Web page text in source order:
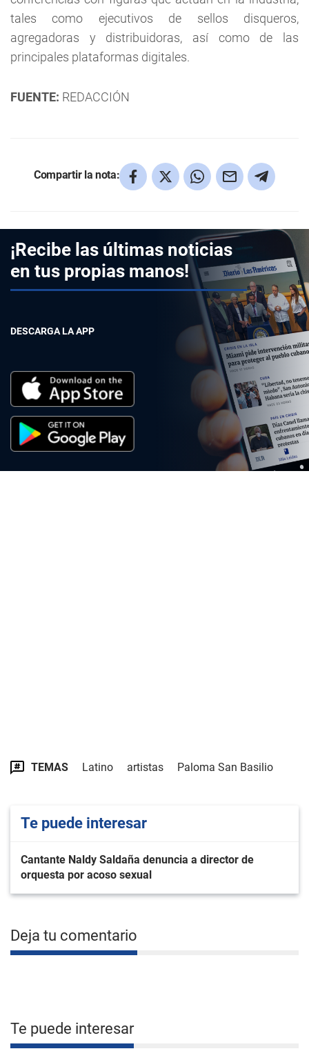
tales como ejecutivos de sellos disqueros,
agregadoras y distribuidoras, así como de las
principales plataformas digitales.
FUENTE: REDACCIÓN
Compartir la nota:
¡Recibe las últimas noticias
en tus propias manos!
DESCARGA LA APP
TEMAS Latino artistas Paloma San Basilio
Te puede interesar
Cantante Naldy Saldaña denuncia a director de
orquesta por acoso sexual
Deja tu comentario
Te puede interesar